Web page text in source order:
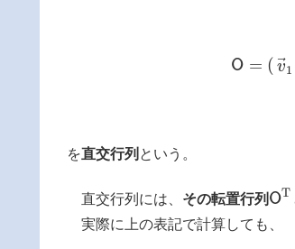
O = ( v⃗1
O= (v→ 1v→
を直交行列 という。
直交行列には、 その転置行列 OT
OT
実際に上の表記で計算しても、